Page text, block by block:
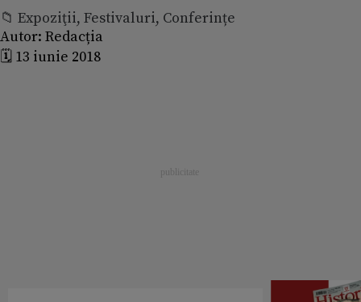
📁 Expoziţii, Festivaluri, Conferințe
Autor: Redacția
🗓️ 13 iunie 2018